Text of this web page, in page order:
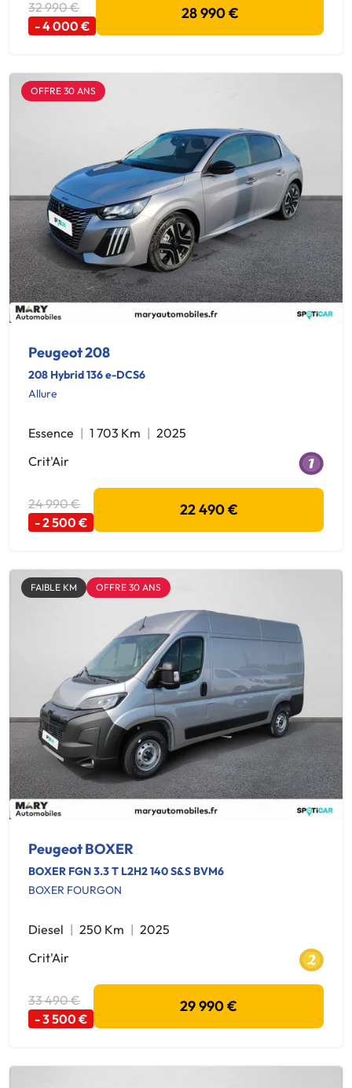
32 990 €
- 4 000 €
28 990 €
OFFRE 30 ANS
Peugeot 208
208 Hybrid 136 e-DCS6
Allure
Essence 1 703 Km
2025
Crit'Air
24 990 €
- 2 500 €
22 490 €
FAIBLE KM OFFRE 30 ANS
Peugeot BOXER
BOXER FGN 3.3 T L2H2 140 S&S BVM6
BOXER FOURGON
Diesel 250 Km
2025
Crit'Air
33 490 €
- 3 500 €
29 990 €